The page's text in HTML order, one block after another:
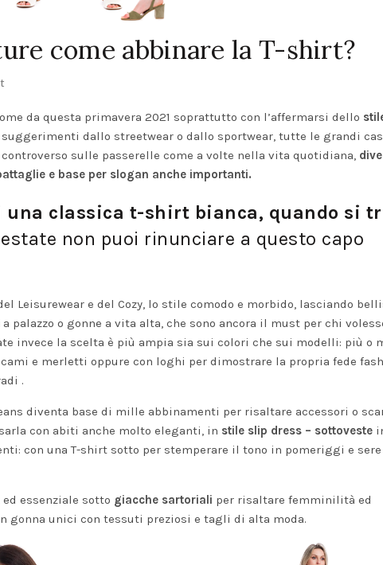
come abbinare la T-shirt?
da questa primavera 2021 soprattutto con l’affermarsi dello
dallo streetwear o dallo sportwear, tutte le grandi
sulle passerelle come a volte nella vita quotidiana,
e base per slogan anche importanti.
una classica t-shirt bianca, quando si
non puoi rinunciare a questo capo
Leisurewear e del Cozy, lo stile comodo e morbido, lasciando
o gonne a vita alta, che sono ancora il must per chi
invece la scelta è più ampia sia sui colori che sui modelli: più o
e merletti oppure con loghi per dimostrare la propria fede
.
diventa base di mille abbinamenti per risaltare accessori o
con abiti anche molto eleganti, in stile slip dress – sottoveste
con una T-shirt sotto per stemperare il tono in pomeriggi e
essenziale sotto giacche sartoriali per risaltare femminilità ed
gonna unici con tessuti preziosi e tagli di alta moda.